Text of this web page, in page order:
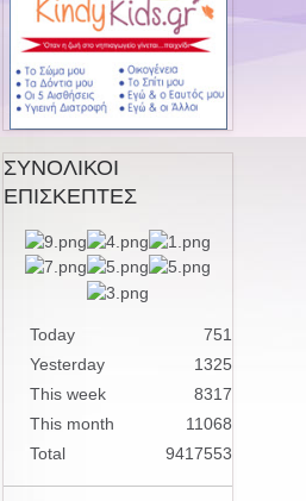
ΣΥΝΟΛΙΚΟΙ
ΕΠΙΣΚΕΠΤΕΣ
Today
751
Yesterday
1325
This week
8317
This month
11068
Total
9417553